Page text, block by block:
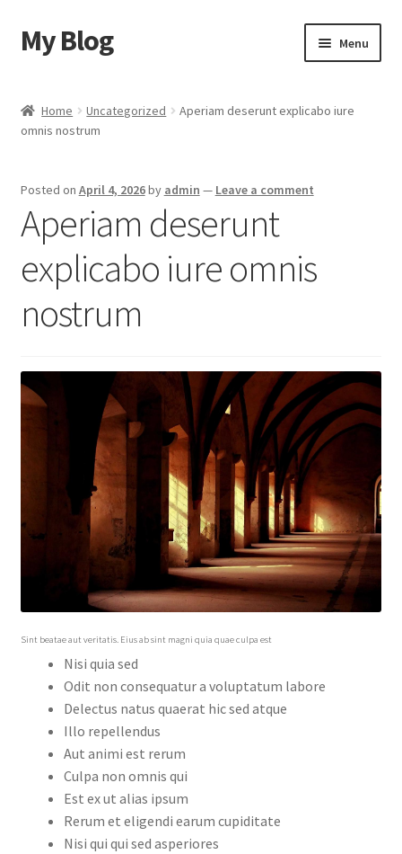
Skip
to
Skip
to
My Blog Menu
Cart
Checkout
My account
Sample Page
Shop
Home Uncategorized
Aperiam deserunt explicabo iure
omnis nostrum
Posted on April 4, 2026by admin — Leave a comment
Aperiam deserunt
explicabo iure omnis
nostrum
Sint beatae aut veritatis. Eius ab sint magni quia quae culpa est
Nisi quia sed
Odit non consequatur a voluptatum labore
Delectus natus quaerat hic sed atque
Illo repellendus
Aut animi est rerum
Culpa non omnis qui
Est ex ut alias ipsum
Rerum et eligendi earum cupiditate
Nisi qui qui sed asperiores